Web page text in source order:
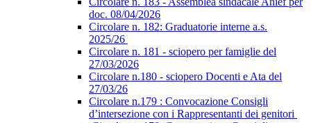
doc. 08/04/2026
Circolare n. 182: Graduatorie interne a.s.
2025/26
Circolare n. 181 - sciopero per famiglie del
27/03/2026
Circolare n.180 - sciopero Docenti e Ata del
27/03/26
Circolare n.179 : Convocazione Consigli
d’intersezione con i Rappresentanti dei genitori